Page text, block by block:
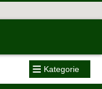
≡ Kategorie